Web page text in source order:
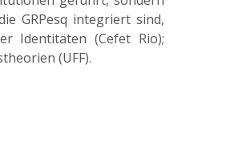
GRPesq integriert sind,
Identitäten (Cefet Rio);
(UFF).